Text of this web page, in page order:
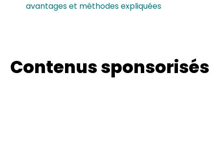
avantages et méthodes expliquées
Contenus sponsorisés